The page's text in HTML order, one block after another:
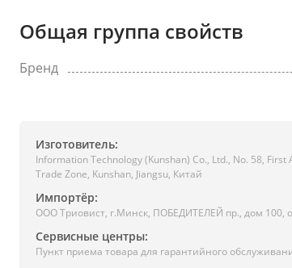
Общая группа свойств
Бренд
Изготовитель:
Information Technology (Kunshan) Co., Ltd., No. 58,
Trade Zone, Kunshan, Jiangsu, Китай
Импортёр:
ООО Триовист, г.Минск, ПОБЕДИТЕЛЕЙ пр., дом 100,
Сервисные центры:
Пункт приема товара для гарантийного